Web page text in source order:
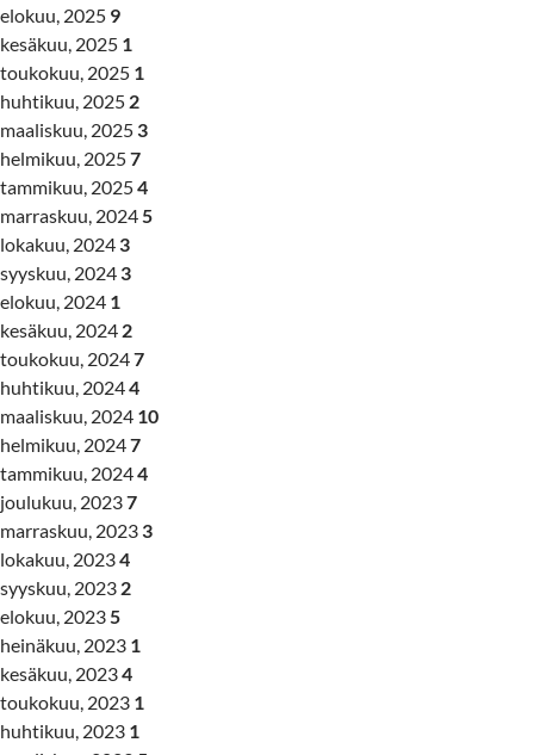
elokuu, 2025 9
kesäkuu, 2025 1
toukokuu, 2025 1
huhtikuu, 2025 2
maaliskuu, 2025 3
helmikuu, 20257
tammikuu, 20254
marraskuu, 20245
lokakuu, 2024 3
syyskuu, 2024 3
elokuu, 2024 1
kesäkuu, 2024 2
toukokuu, 20247
huhtikuu, 20244
maaliskuu, 2024 10
helmikuu, 20247
tammikuu, 20244
joulukuu, 20237
marraskuu, 2023 3
lokakuu, 20234
syyskuu, 2023 2
elokuu, 20235
heinäkuu, 2023 1
kesäkuu, 20234
toukokuu, 2023 1
huhtikuu, 2023 1